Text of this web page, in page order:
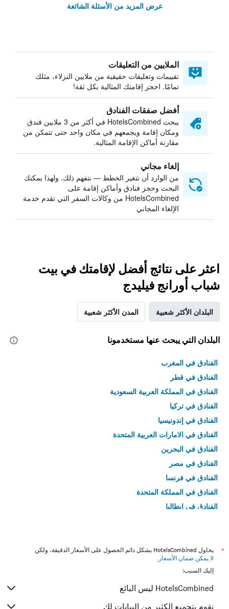
عرض المزيد من الأسئلة الشائعة
الملايين من التعليقات
تقييمات وتعليقات حقيقية من ملايين النزلاء، مثلك
تمامًا. احجز إقامتك المثالية بكل ثقة!
أفضل صفقات الفنادق
يبحث HotelsCombined في أكثر من 3 ملايين فندق
ومكان إقامة ويجمعهم في مكان واحد حتى تتمكن من
مقارنة أماكن الإقامة المثالية.
إلغاء مجاني
من الوارد أن تتغير الخطط — نتفهم ذلك. ولهذا يمكنك
البحث وحجز فنادق وأماكن إقامة على
HotelsCombined من وكالات السفر التي تقدم خدمة
الإلغاء المجاني
اعثر على نتائج أفضل لإقامتك في بيت
شباب أورانج فيليدج
البلدان الأكثر شعبية المدن الأكثر شعبية
البلدان التي يبحث عنها مستخدمونا
الفنادق في المغرب
الفنادق في قطر
الفنادق في المملكة العربية السعودية
الفنادق في تركيا
الفنادق في إندونيسيا
الفنادق في الامارات العربية المتحدة
الفنادق في البحرين
الفنادق في مصر
الفنادق في فرنسا
الفنادق في المملكة المتحدة
الفنادق في إيطاليا
*
يحاول HotelsCombined بشكل دائم الحصول على الأسعار الدقيقة، ولكن
لا يمكن ضمان الأسعار .
إليك السبب:
HotelsCombined ليس البائع
نقوم بتجميع الكثير من البيانات لك